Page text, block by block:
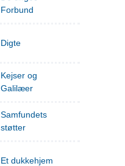
Forbund
Digte
Kejser og
Galilæer
Samfundets
støtter
Et dukkehjem